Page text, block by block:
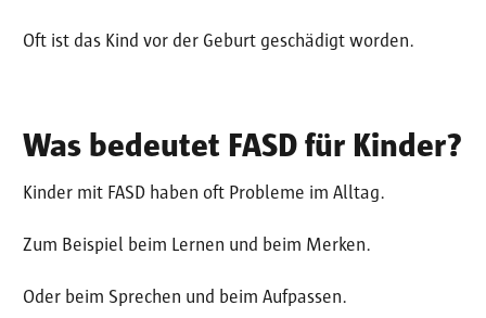
Oft ist das Kind vor der Geburt geschädigt worden.
Was bedeutet FASD für Kinder?
Kinder mit FASD haben oft Probleme im Alltag.
Zum Beispiel beim Lernen und beim Merken.
Oder beim Sprechen und beim Aufpassen.